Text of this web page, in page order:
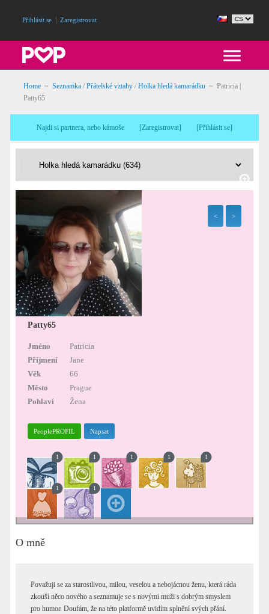
Přihlásit se Zaregistrovat
Home ~ Seznamka / Přátelské vztahy / Holka hledá kamarádku ~ Patricia |
Patty65
Najdi si partnera, nebo kámoše [Zaregistrovat] [Přihlásit se]
Patty65
Jméno
Patricia
Příjmení
Jane
Věk
66
Město
Prague
Pohlaví
Žena
< >
PeoplePROFIL Napsat
1 1 1 1 1
1 1
O mně
Považuji se za starostlivou, milou, veselou a nebojácnou ženu, která ráda
zkouší něco nového a seznamuje se s novými muži s dobrým smyslem
pro humor. Doufám, že na této platformě uvidím splnění svých přání.